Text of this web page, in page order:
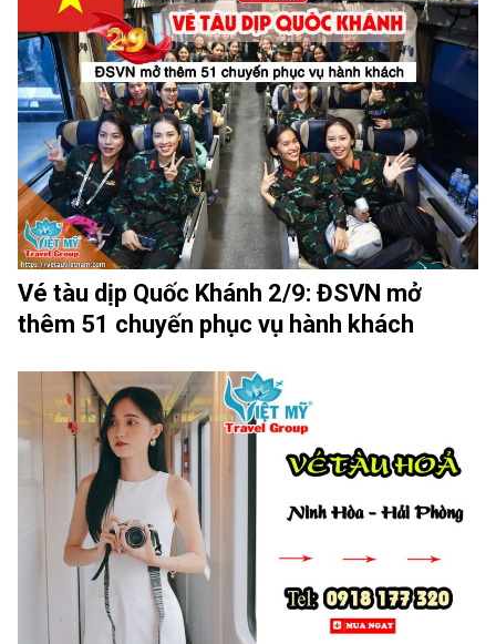
Vé tàu dịp Quốc Khánh 2/9: ĐSVN mở
thêm 51 chuyến phục vụ hành khách